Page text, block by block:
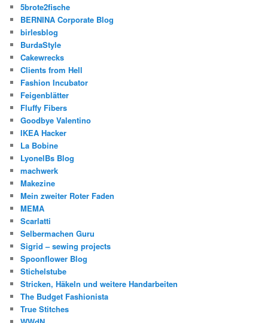
5brote2fische
BERNINA Corporate Blog
birlesblog
BurdaStyle
Cakewrecks
Clients from Hell
Fashion Incubator
Feigenblätter
Fluffy Fibers
Goodbye Valentino
IKEA Hacker
La Bobine
LyonelBs Blog
machwerk
Makezine
Mein zweiter Roter Faden
MEMA
Scarlatti
Selbermachen Guru
Sigrid – sewing projects
Spoonflower Blog
Stichelstube
Stricken, Häkeln und weitere Handarbeiten
The Budget Fashionista
True Stitches